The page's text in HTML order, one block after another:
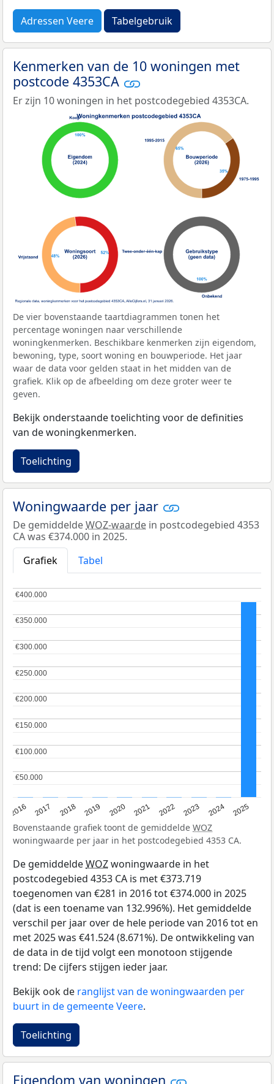
Adressen Veere Tabelgebruik
Kenmerken van de 10 woningen met
postcode 4353CA
Er zijn 10 woningen in het postcodegebied 4353CA.
De vier bovenstaande taartdiagrammen tonen het
percentage woningen naar verschillende
woningkenmerken. Beschikbare kenmerken zijn eigendom,
bewoning, type, soort woning en bouwperiode. Het jaar
waar de data voor gelden staat in het midden van de
grafiek. Klik op de afbeelding om deze groter weer te
geven.
Bekijk onderstaande toelichting voor de definities
van de woningkenmerken.
Toelichting
Woningwaarde per jaar
De gemiddeldeWOZ-waarde in postcodegebied 4353
CA was €374.000 in 2025.
Grafiek
Tabel
2016 2017 2018 2019 2020 2021 2022 2023 2024 2025
€50.000
€50.000
€100.000
€100.000
€150.000
€150.000
€200.000
€200.000
€250.000
€250.000
€300.000
€300.000
€350.000
€350.000
€400.000
€400.000
Bovenstaande grafiek toont de gemiddelde WOZ
woningwaarde per jaar in het postcodegebied 4353 CA.
De gemiddeldeWOZwoningwaarde in het
postcodegebied 4353 CA is met €373.719
toegenomen van €281 in 2016 tot €374.000 in 2025
(dat is een toename van 132.996%). Het gemiddelde
verschil per jaar over de hele periode van 2016 tot en
met 2025 was €41.524 (8.671%). De ontwikkeling van
de data in de tijd volgt een monotoon stijgende
trend: De cijfers stijgen ieder jaar.
Bekijk ook de ranglijst van de woningwaarden per
buurt in de gemeente Veere.
Toelichting
Eigendom van woningen